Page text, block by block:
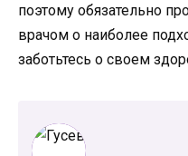
поэтому обязательно
врачом о наиболее
заботьтесь о своем